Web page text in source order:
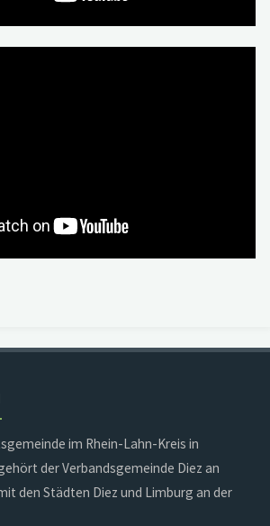
im Rhein-Lahn-Kreis in
der Verbandsgemeinde Diez an
den Städten Diez und Limburg an der